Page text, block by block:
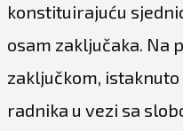
konstituirajuću
osam zaključaka. Na
zaključkom,
radnika u vezi sa